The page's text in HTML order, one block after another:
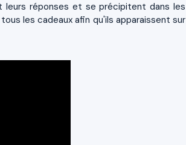
leurs réponses et se précipitent dans les
les cadeaux afin qu'ils apparaissent sur